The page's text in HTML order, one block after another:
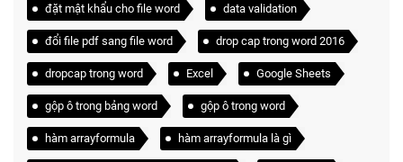
đặt mật khẩu cho file word data validation
đổi file pdf sang file word drop cap trong word 2016
dropcap trong word Excel Google Sheets
gộp ô trong bảng word gộp ô trong word
hàm arrayformula hàm arrayformula là gì